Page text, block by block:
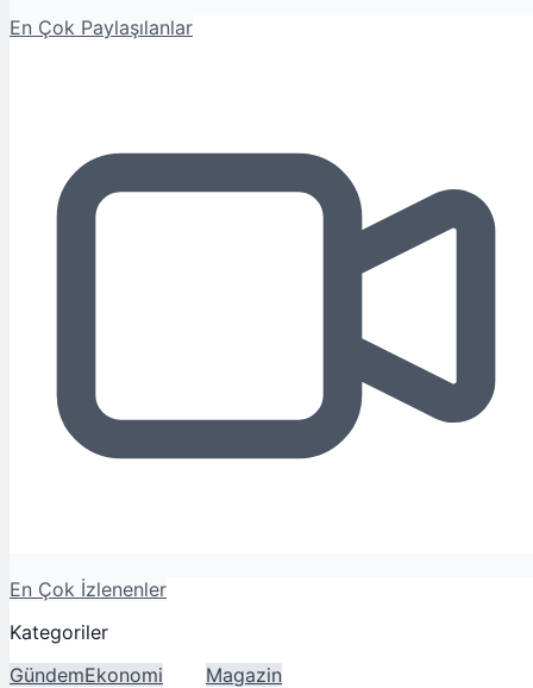
En Çok Paylaşılanlar
En Çok İzlenenler
Kategoriler
GündemEkonomi Magazin